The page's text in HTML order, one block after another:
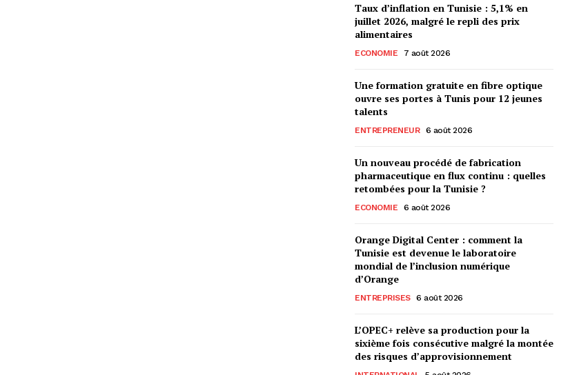
Taux d’inflation en Tunisie : 5,1% en
juillet 2026, malgré le repli des prix
alimentaires
ECONOMIE 7 août 2026
Une formation gratuite en fibre optique
ouvre ses portes à Tunis pour 12 jeunes
talents
ENTREPRENEUR 6 août 2026
Un nouveau procédé de fabrication
pharmaceutique en flux continu : quelles
retombées pour la Tunisie ?
ECONOMIE 6 août 2026
Orange Digital Center : comment la
Tunisie est devenue le laboratoire
mondial de l’inclusion numérique
d’Orange
ENTREPRISES 6 août 2026
L’OPEC+ relève sa production pour la
sixième fois consécutive malgré la montée
des risques d’approvisionnement